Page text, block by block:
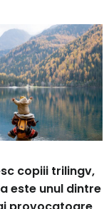
copiii trilingv,
este unul dintre